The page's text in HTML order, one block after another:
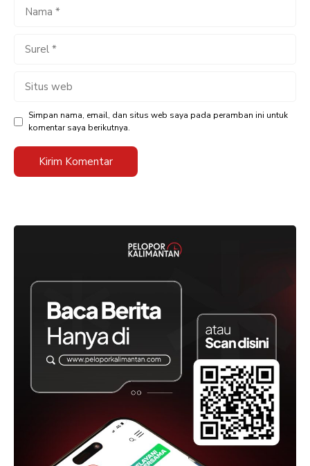
Nama
Surel
Situs
Simpan nama, email, dan situs web saya pada peramban ini untuk
komentar saya berikutnya.